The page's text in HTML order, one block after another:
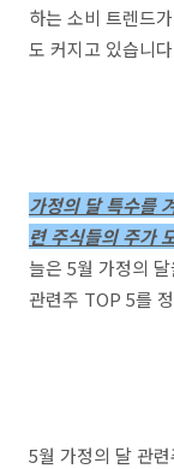
하는 소비 트렌드
도 커지고 있습니
가정의 달 특수를
련 주식들의 주가
늘은 5월 가정의
관련주 TOP 5를
5월 가정의 달 관